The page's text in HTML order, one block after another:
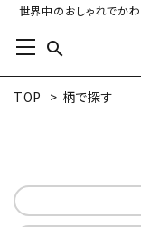
世界中のおしゃれでかわ
search
TOP > 柄で探す